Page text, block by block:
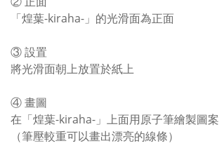
「煌葉-kiraha-」的光滑面為正面
③ 設置
將光滑面朝上放置於紙上
④ 畫圖
在「煌葉-kiraha-」上面用原子筆繪製圖案
（筆壓較重可以畫出漂亮的線條）